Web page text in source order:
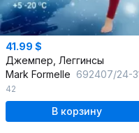
41.99 $
Джемпер, Леггинсы
Mark Formelle 692407/24-31251Ц-1
42
В корзину